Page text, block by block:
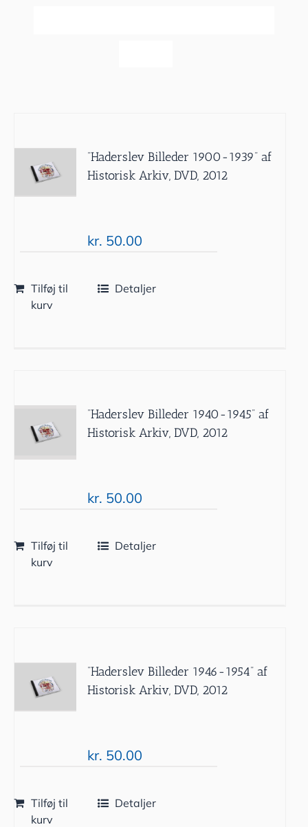
”Haderslev Billeder 1900-1939” af
Historisk Arkiv, DVD, 2012
kr. 50.00
Tilføj til
kurv
Detaljer
”Haderslev Billeder 1940-1945” af
Historisk Arkiv, DVD, 2012
kr. 50.00
Tilføj til
kurv
Detaljer
”Haderslev Billeder 1946-1954” af
Historisk Arkiv, DVD, 2012
kr. 50.00
Tilføj til
kurv
Detaljer